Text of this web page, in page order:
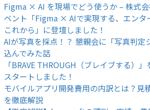
Figma × AI を現場でどう使うか – 株式
ベント「Figma × AIで実現する、エンタ
これから」に登壇しました！
AIが写真を採点！？ 懇親会に「写真判定
込んでみた話
「BRAVE THROUGH（ブレイブする）
スタートしました！
モバイルアプリ開発費用の内訳とは？見
を徹底解説